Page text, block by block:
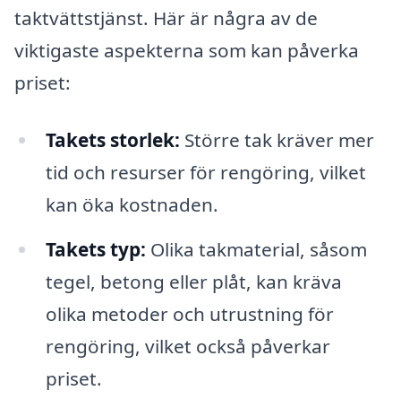
taktvättstjänst. Här är några av de
viktigaste aspekterna som kan påverka
priset:
Takets storlek: Större tak kräver mer
tid och resurser för rengöring, vilket
kan öka kostnaden.
Takets typ: Olika takmaterial, såsom
tegel, betong eller plåt, kan kräva
olika metoder och utrustning för
rengöring, vilket också påverkar
priset.